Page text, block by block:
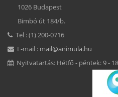
1026 Budapest
Bimbó út 184/b.
Tel : (1) 200-0716
E-mail : mail@animula.hu
Nyitvatartás: Hétfő - péntek: 9 - 18